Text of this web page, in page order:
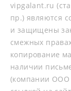
vipgalant.ru
пр.) являются
и защищены
смежных
копирование
наличии
(компании ООО